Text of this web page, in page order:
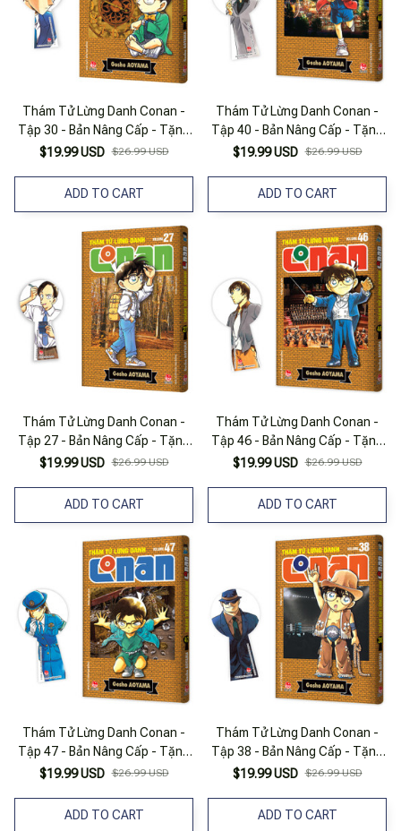
Thám Tử Lừng Danh Conan -
Tập 30 - Bản Nâng Cấp - Tặng
Kèm Bookmark
$19.99 USD $26.99 USD
ADD TO CART
Thám Tử Lừng Danh Conan -
Tập 40 - Bản Nâng Cấp - Tặng
Kèm Bookmark
$19.99 USD $26.99 USD
ADD TO CART
Thám Tử Lừng Danh Conan -
Tập 27 - Bản Nâng Cấp - Tặng
Kèm Bookmark
$19.99 USD $26.99 USD
ADD TO CART
Thám Tử Lừng Danh Conan -
Tập 46 - Bản Nâng Cấp - Tặng
Kèm Bookmark
$19.99 USD $26.99 USD
ADD TO CART
Thám Tử Lừng Danh Conan -
Tập 47 - Bản Nâng Cấp - Tặng
Kèm Bookmark
$19.99 USD $26.99 USD
ADD TO CART
Thám Tử Lừng Danh Conan -
Tập 38 - Bản Nâng Cấp - Tặng
Kèm Bookmark
$19.99 USD $26.99 USD
ADD TO CART